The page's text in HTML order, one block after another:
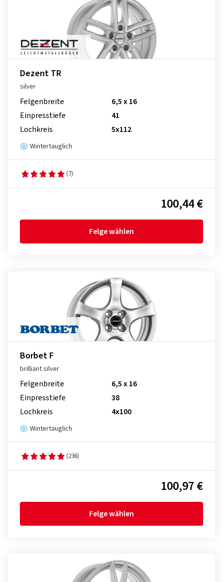
Dezent TR
silver
Felgenbreite
6,5 x 16
Einpresstiefe
41
Lochkreis
5x112
Wintertauglich
(7)
100,44 €
Felge wählen
Borbet F
brilliant silver
Felgenbreite
6,5 x 16
Einpresstiefe
38
Lochkreis
4x100
Wintertauglich
(236)
100,97 €
Felge wählen